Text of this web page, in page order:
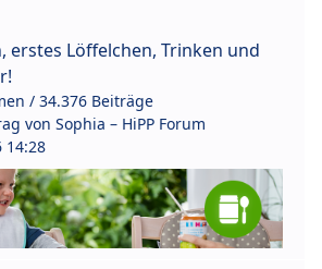
erstes Löffelchen, Trinken und
/ 34.376 Beiträge
von Sophia – HiPP Forum
14:28